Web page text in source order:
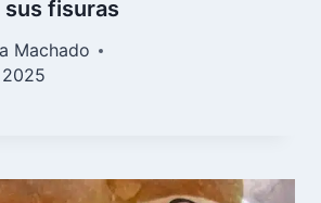
fisuras
Machado